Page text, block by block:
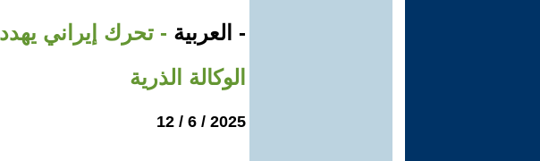
- العربية - تحرك إيراني
الوكالة الذرية
2025 / 6 / 12